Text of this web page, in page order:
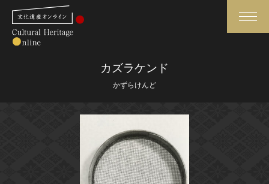
さらに詳細検索
媒体資料・関連記事等
カズラケンド
かずらけんど